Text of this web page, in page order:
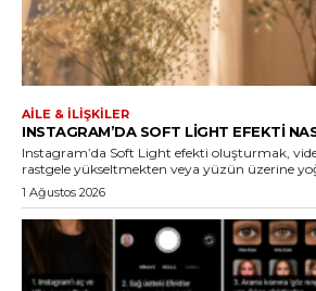
AILE & İLIŞKILER
INSTAGRAM’DA SOFT LIGHT EFEKTI
Instagram’da Soft Light efekti oluşturmak,
rastgele yükseltmekten veya yüzün üzerine
1 Ağustos 2026